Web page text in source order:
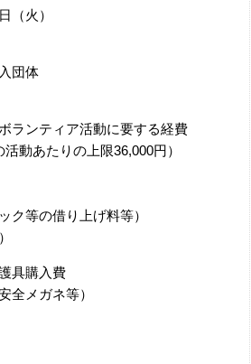
（火）
団体
ランティア活動に要する経費
動あたりの上限36,000円）
ク等の借り上げ料等）
具購入費
全メガネ等）